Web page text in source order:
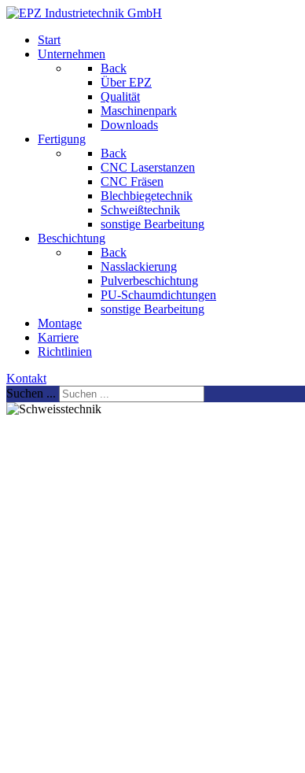
Start
Unternehmen
Back
Über EPZ
Qualität
Maschinenpark
Downloads
Fertigung
Back
CNC Laserstanzen
CNC Fräsen
Blechbiegetechnik
Schweißtechnik
sonstige Bearbeitung
Beschichtung
Back
Nasslackierung
Pulverbeschichtung
PU-Schaumdichtungen
sonstige Bearbeitung
Montage
Karriere
Richtlinien
Kontakt
Suchen ...